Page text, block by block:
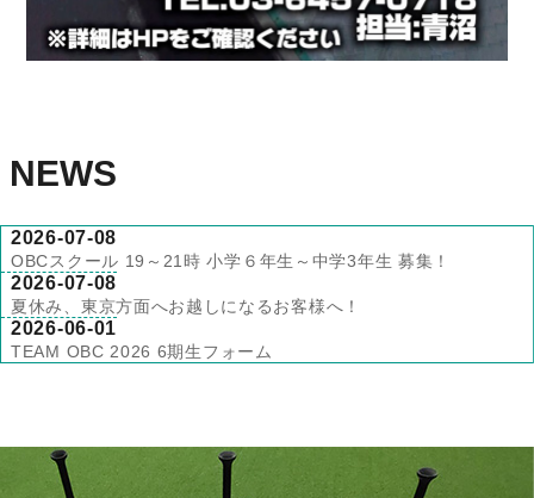
NEWS
2026-07-08
OBCスクール 19～21時 小学６年生～中学3年生 募集！
2026-07-08
夏休み、東京方面へお越しになるお客様へ！
2026-06-01
TEAM OBC 2026 6期生フォーム